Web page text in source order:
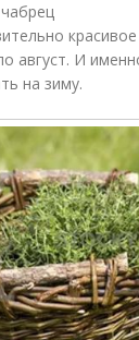
август. И
на зиму.